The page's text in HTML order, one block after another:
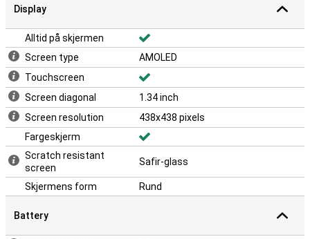
Display
Alltid på skjermen
Screen type
AMOLED
Touchscreen
Screen diagonal
1.34 inch
Screen resolution
438x438 pixels
Fargeskjerm
Scratch resistant
screen
Safir-glass
Skjermens form Rund
Battery